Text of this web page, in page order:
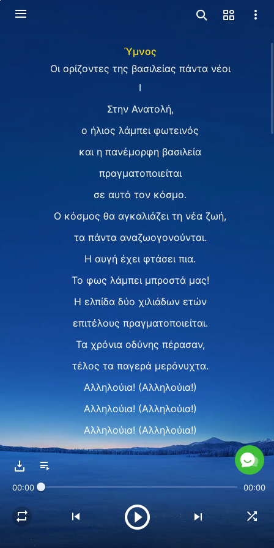
Ύμνος
Οι ορίζοντες της βασιλείας πάντα νέοι
I
Στην Ανατολή,
ο ήλιος λάμπει φωτεινός
και η πανέμορφη βασιλεία
πραγματοποιείται
σε αυτό τον κόσμο.
Ο κόσμος θα αγκαλιάζει τη νέα ζωή,
τα πάντα αναζωογονούνται.
Η αυγή έχει φτάσει πια.
Το φως λάμπει μπροστά μας!
Η ελπίδα δύο χιλιάδων ετών
επιτέλους πραγματοποιείται.
Τα χρόνια οδύνης πέρασαν,
τέλος τα παγερά μερόνυχτα.
Αλληλούια! (Αλληλούια!)
Αλληλούια! (Αλληλούια!)
Αλληλούια! (Αλληλούια!)
Αλληλούια! (Αλληλούια!)
πουλιά τραγουδούν από ψηλά.
00:00 00:00